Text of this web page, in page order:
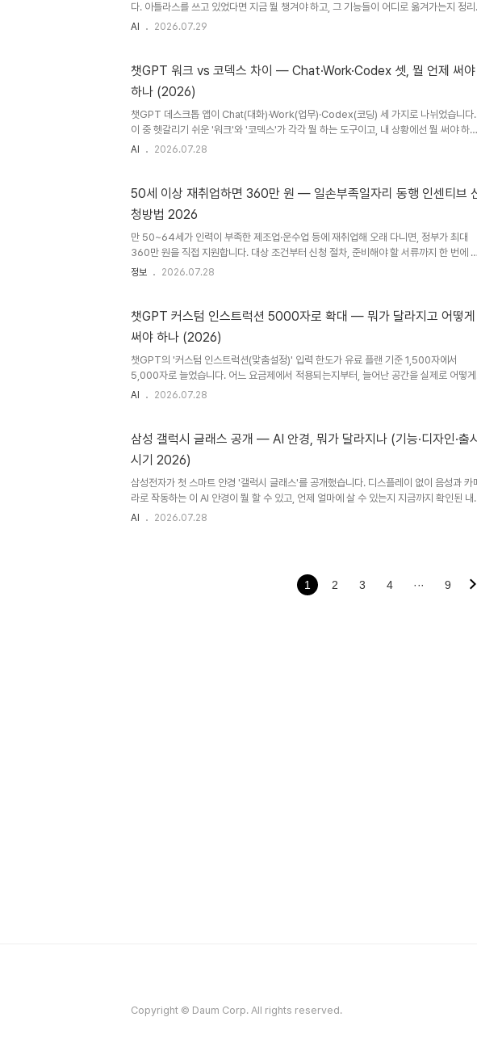
다. 아틀라스를 쓰고 있었다면 지금 뭘 챙겨야 하고, 그 기능들이 어디로 옮겨가는지 정리
습니다.챗GPT 아틀라스, 왜 사라지나'챗GPT 아틀라스(ChatGPT Atlas)'는 오픈 AI가
트 모드'(쇼핑·예약·이메일·일정 관리 같은 작업을 대신 처리)까지 갖춘 실제 크로미움 기반
브라우저였습니다. 그런데 출시 9개월 만인 2026년 7월 9일(현지 시각), 오픈AI가 아틀
라스를 2026년 8월 9일부로 종료한다고 밝혔습니다. 브라우..
AI 2026.07.29
챗GPT 워크 vs 코덱스 차이 — Chat·Work·Codex 셋, 뭘 언제 써야
하나 (2026)
챗GPT 데스크톱 앱이 Chat(대화)·Work(업무)·Codex(코딩) 세 가지로 나뉘었습니다.
이 중 헷갈리기 쉬운 '워크'와 '코덱스'가 각각 뭘 하는 도구이고, 내 상황에선 뭘 써야 하는
지 한 번에 정리했습니다.챗GPT가 셋으로 나뉘었다 — Chat·Work·Codex2026년 7
니다. Chat(챗): 우리가 아는 일반 대화. 질문하고 답을 받는 그 챗GPT입니다.Work(워
크): 여러 앱·파일·업무를 가로질러 실제 일을 대신 처리하는 '업무용' 모드입니다. 챗지피티
워크 출시, 뭐가 달라지나에서 개념을 ..
AI 2026.07.28
50세 이상 재취업하면 360만 원 — 일손부족일자리 동행 인센티브
청방법 2026
만 50~64세가 인력이 부족한 제조업·운수업 등에 재취업해 오래 다니면, 정부가 최대
360만 원을 직접 지원합니다. 대상 조건부터 신청 절차, 준비해야 할 서류까지 한 번에 정
리했습니다.뭘 주는 제도인가 — 최대 360만 원고용노동부가 2026년 7월 1일부터
사업입니다. 근속 기간지급액중단 없이 6개월 근속1차 180만 원중단 없이 12개월 근속2
차 180만 원 추가합계(12개월 이상 근속 시)최대 360만 원핵심은 "중단 없이" 근속했는
지입니다. 중간에 이직하거나 근무가 끊기면 지급 조건을 채우지 못할 수 있으니, 신청 ..
정보 2026.07.28
챗GPT 커스텀 인스트럭션 5000자로 확대 — 뭐가 달라지고 어떻게
써야 하나 (2026)
챗GPT의 '커스텀 인스트럭션(맞춤설정)' 입력 한도가 유료 플랜 기준 1,500자에서
5,000자로 늘었습니다. 어느 요금제에서 적용되는지부터, 늘어난 공간을 실제로 어떻게
채워야 더 똑똑한 답변을 받을 수 있는지 정리했습니다.뭐가 바뀌었나 — 1,500자에서
제에서는 최대 5,000자까지 저장할 수 있습니다. 기존 대비 3배 이상 늘어난 셈입니다.
스텀 인스트럭션은 챗GPT에게 "나는 이런 사람이고, 답변은 이런 스타일로 해줘"라고 미
리 등록해두는 지침입니다. 이번 확대는 이미 저장해 둔 지침은 물론, 기존 대화와..
AI 2026.07.28
삼성 갤럭시 글래스 공개 — AI 안경, 뭐가 달라지나 (기능·디자인·출시
시기 2026)
삼성전자가 첫 스마트 안경 '갤럭시 글래스'를 공개했습니다. 디스플레이 없이 음성과 카
라로 작동하는 이 AI 안경이 뭘 할 수 있고, 언제 얼마에 살 수 있는지 지금까지 확인된 내
만 정리했습니다.뭐가 공개됐나 — 삼성 첫 AI 안경삼성전자가 2026년 7월 22일, 영국
오디오 중심 모델입니다. 화면으로 정보를 보여주는 대신, 스피커와 마이크를 내장해 음성
으로 정보를 듣고 지시를 내리는 방식으로 작동합니다. 복잡한 AI 처리는 대부분 페어..
AI 2026.07.28
1 2 3 4 ··· 9
Copyright © Daum Corp. All rights reserved.